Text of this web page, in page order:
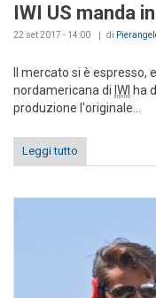
IWI US manda
22 set 2017 - 14:00 di
Il mercato si è
nordamericana di IWI ha
produzione l'originale...
Leggi tutto